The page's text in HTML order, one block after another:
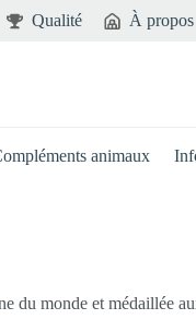
Qualité À propos
animaux
du monde et médaillée